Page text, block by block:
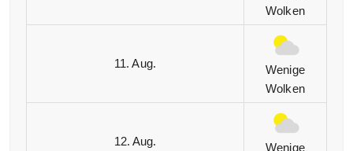
Wolken
11. Aug.
Wenige
Wolken
12. Aug.
Wenige